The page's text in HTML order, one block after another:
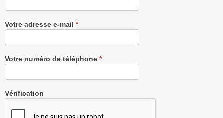
Votre adresse e-mail *
Votre numéro de téléphone *
Vérification